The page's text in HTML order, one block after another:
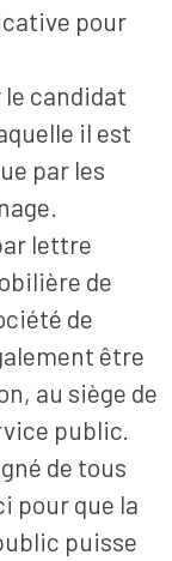
pour
candidat
il est
par les
lettre
de
de
être
au siège de
public.
de tous
pour que la
puisse